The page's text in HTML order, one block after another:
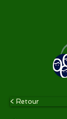
< Retour